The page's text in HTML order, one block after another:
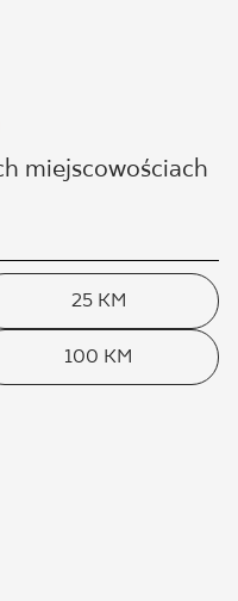
miejscowościach
25 KM
100 KM